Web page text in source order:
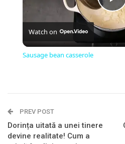
Watch on
Sausage bean casserole
PREV POST
Dorința uitată a unei tinere
devine realitate! Cum a